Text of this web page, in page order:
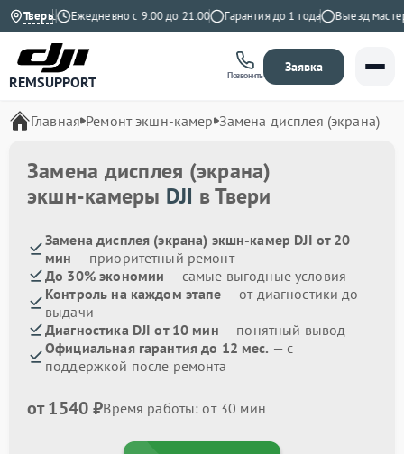
Тверь
Яндекс Ежедневно с 9:00 до 21:00 Гарантия до 1 года Выезд мастера
REMSUPPORT Позвонить
Заявка
Главная Ремонт экшн-камер Замена дисплея (экрана)
Замена дисплея (экрана)
экшн-камеры DJI в Твери
Замена дисплея (экрана) экшн-камер DJI от 20
мин — приоритетный ремонт
До 30% экономии — самые выгодные условия
Контроль на каждом этапе — от диагностики до
выдачи
Диагностика DJI от 10 мин — понятный вывод
Официальная гарантия до 12 мес. — с
поддержкой после ремонта
от 1540 ₽Время работы: от 30 мин